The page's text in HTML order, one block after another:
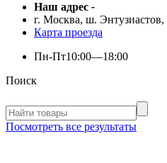
Наш адрес -
г. Москва, ш.
Карта проезда
Пн-Пт10:00—18:00
Поиск
Посмотреть все результаты